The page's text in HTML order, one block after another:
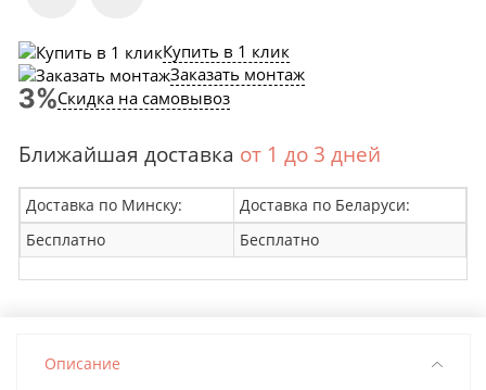
Купить в 1 клик
Заказать монтаж
Скидка на самовывоз
Ближайшая доставка от 1 до 3 дней
Доставка по Минску:
Доставка по Беларуси:
Бесплатно
Бесплатно
Описание